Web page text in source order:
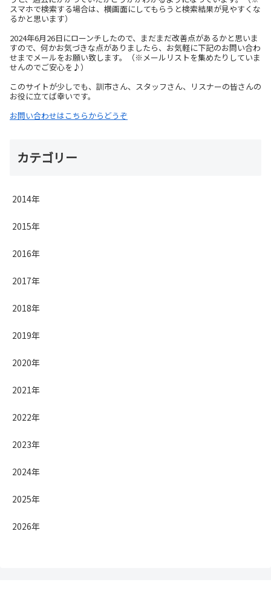
スマホで検索する場合は、横画面にしてもらうと検索結果が見やすくな
るかと思います）
2024年6月26日にローンチしたので、まだまだ改善点があるかと思いま
すので、何かお気づきな点がありましたら、お気軽に下記のお問い合わ
せまでメールをお願い致します。（※メールリストを集めたりしていま
せんのでご安心を♪）
このサイトが少しでも、訓市さん、スタッフさん、リスナーの皆さんの
お役に立てば幸いです。
お問い合わせはこちらからどうぞ
カテゴリー
2014年
2015年
2016年
2017年
2018年
2019年
2020年
2021年
2022年
2023年
2024年
2025年
2026年